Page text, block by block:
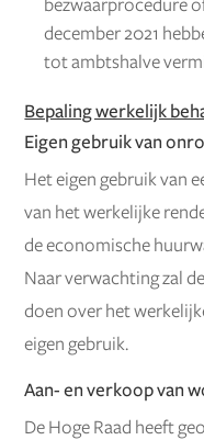
bezwaarprocedure
december 2021
tot ambtshalve
Bepaling werkelijk
Eigen gebruik van
Het eigen gebruik van
van het werkelijke
de economische
Naar verwachting zal
doen over het
eigen gebruik.
Aan- en verkoop van
De Hoge Raad heeft